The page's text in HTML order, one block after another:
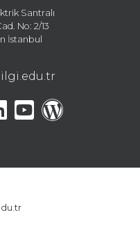
Santralı
No: 2/13
İstanbul